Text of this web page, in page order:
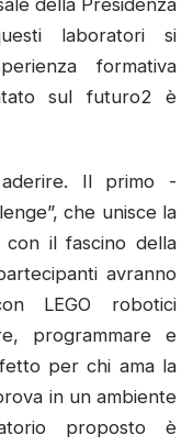
della Presidenza
laboratori si
formativa
sul futuro2 è
Il primo -
che unisce la
con il fascino della
avranno
LEGO robotici
programmare e
per chi ama la
in un ambiente
proposto è